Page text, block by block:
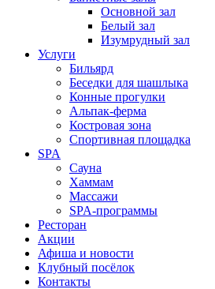
Основной зал
Белый зал
Изумрудный зал
Услуги
Бильярд
Беседки для шашлыка
Конные прогулки
Альпак-ферма
Костровая зона
Спортивная площадка
SPA
Сауна
Хаммам
Массажи
SPA-программы
Ресторан
Акции
Афиша и новости
Клубный посёлок
Контакты